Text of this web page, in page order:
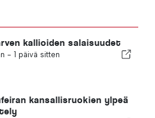
kallioiden salaisuudet
- 1 päivä sitten
kansallisruokien ylpeä